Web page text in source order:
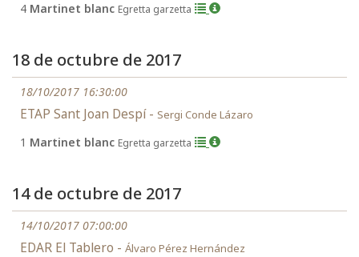
4 Martinet blanc Egretta garzetta
18 de octubre de 2017
18/10/2017 16:30:00
ETAP Sant Joan Despí - Sergi Conde Lázaro
1 Martinet blanc Egretta garzetta
14 de octubre de 2017
14/10/2017 07:00:00
EDAR El Tablero - Álvaro Pérez Hernández